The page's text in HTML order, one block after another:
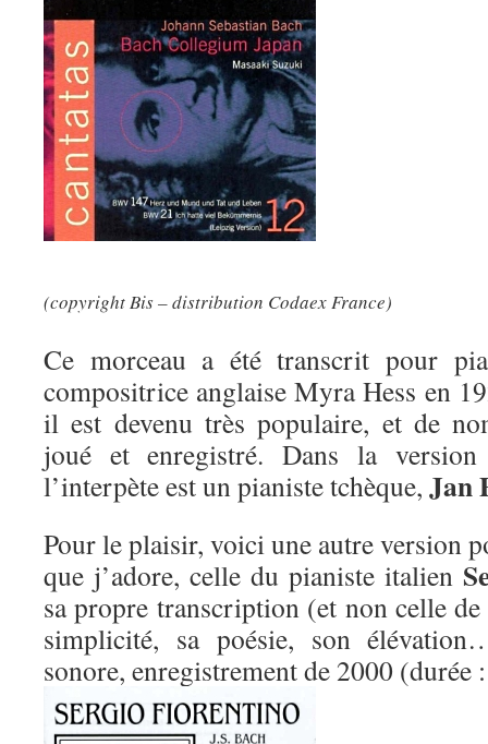
(copyright Bis – distribution Codaex France)
Ce morceau a été transcrit pour
compositrice anglaise Myra Hess en
il est devenu très populaire, et de
joué et enregistré. Dans la version
l’interpète est un pianiste tchèque, Jan
Pour le plaisir, voici une autre version
que j’adore, celle du pianiste italien
sa propre transcription (et non celle
simplicité, sa poésie, son
sonore, enregistrement de 2000 (durée